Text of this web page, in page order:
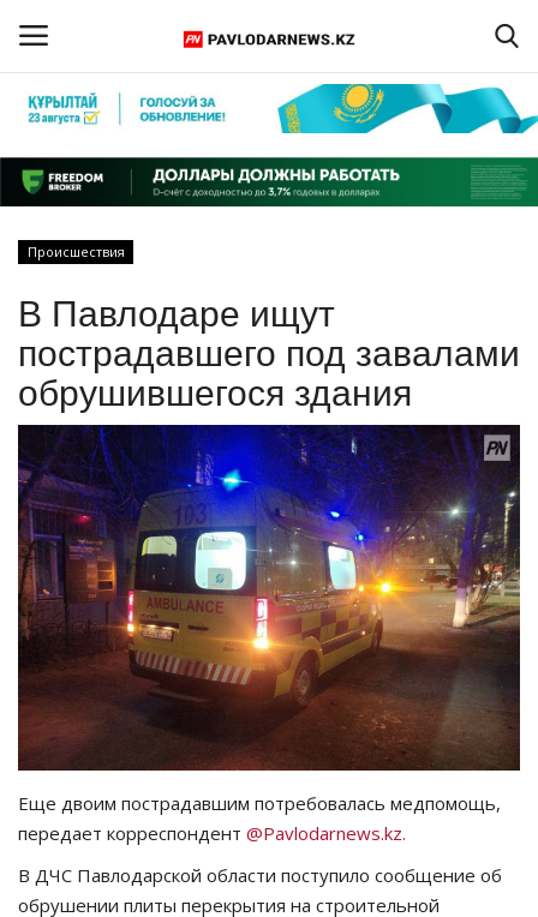
Регистрация
Главная
ПАВЛОДАРСКАЯ ОБЛАСТЬ
КАЗАХСТАН
МИР
СПЕЦПРОЕКТЫ
СПОРТ
Чек-лист
РАЗВЛЕЧЕНИЯ
OFFICIAL
Курултай
Язык
Происшествия
В Павлодаре ищут
пострадавшего под завалами
обрушившегося здания
Еще двоим пострадавшим потребовалась медпомощь,
передает корреспондент @Pavlodarnews.kz.
В ДЧС Павлодарской области поступило сообщение об
обрушении плиты перекрытия на строительной